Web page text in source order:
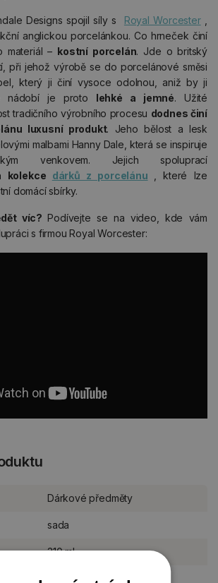
Designs spojil síly s Royal Worcester,
anglickou porcelánkou. Co hrneček činí
materiál – kostní porcelán. Jde o britský
při jehož výrobě se do porcelánové směsi
který ji činí vysoce odolnou, aniž by ji
nádobí je proto lehké a jemné. Užité
tradičního výrobního procesu dodnes činí
luxusní produkt. Jeho bělost a lesk
malbami Hanny Dale, která se inspiruje
venkovem. Jejich spoluprací
kolekce dárků z porcelánu
, které lze
domácí sbírky.
víc?Podívejte se na video, kde vám
s firmou Royal Worcester:
Dárkové předměty
sada
310 ml
kostní porcelán